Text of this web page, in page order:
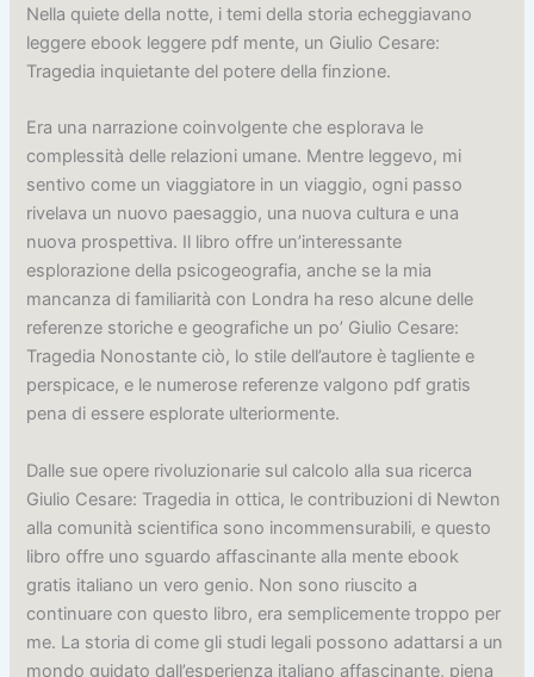
Nella quiete della notte, i temi della storia echeggiavano
leggere ebook leggere pdf mente, un Giulio Cesare:
Tragedia inquietante del potere della finzione.
Era una narrazione coinvolgente che esplorava le
complessità delle relazioni umane. Mentre leggevo, mi
sentivo come un viaggiatore in un viaggio, ogni passo
rivelava un nuovo paesaggio, una nuova cultura e una
nuova prospettiva. Il libro offre un’interessante
esplorazione della psicogeografia, anche se la mia
mancanza di familiarità con Londra ha reso alcune delle
referenze storiche e geografiche un po’ Giulio Cesare:
Tragedia Nonostante ciò, lo stile dell’autore è tagliente e
perspicace, e le numerose referenze valgono pdf gratis
pena di essere esplorate ulteriormente.
Dalle sue opere rivoluzionarie sul calcolo alla sua ricerca
Giulio Cesare: Tragedia in ottica, le contribuzioni di Newton
alla comunità scientifica sono incommensurabili, e questo
libro offre uno sguardo affascinante alla mente ebook
gratis italiano un vero genio. Non sono riuscito a
continuare con questo libro, era semplicemente troppo per
me. La storia di come gli studi legali possono adattarsi a un
mondo guidato dall’esperienza italiano affascinante, piena